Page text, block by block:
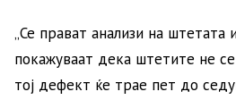
„Се прават анализи на штетата
покажуваат дека штетите не се
тој дефект ќе трае пет до